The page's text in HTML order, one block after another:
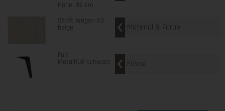
Höhe: 95 cm
Stoff: Aragon 03
beige Material & Farbe
Fuß
Metallfuß schwarz Füsse